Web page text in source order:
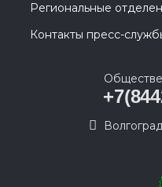
Региональные
Контакты пресс-